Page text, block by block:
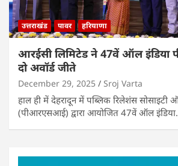
उत्तराखंड पावर हरियाणा
आरईसी लिमिटेड ने 47वें ऑल इंडिया
दो अवॉर्ड जीते
December 29, 2025 Sroj Varta
हाल ही में देहरादून में पब्लिक रिलेशंस सोसाइटी
(पीआरएसआई) द्वारा आयोजित 47वें ऑल